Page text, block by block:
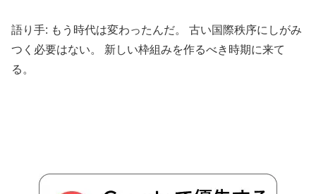
語り手: もう時代は変わったんだ。 古い国際秩序にしがみ
つく必要はない。 新しい枠組みを作るべき時期に来て
る。